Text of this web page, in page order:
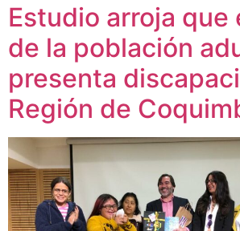
Estudio arroja que
de la población
presenta
Región de